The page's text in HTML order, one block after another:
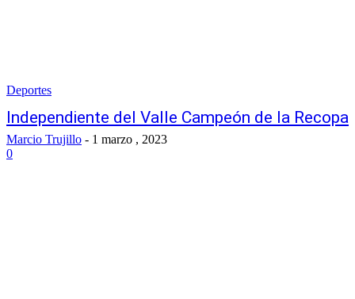
Deportes
Independiente del Valle Campeón de la Recopa
Marcio Trujillo - 1 marzo , 2023
0